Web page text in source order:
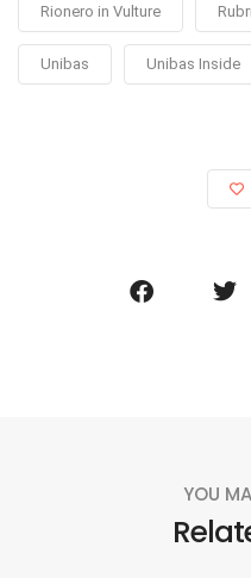
Rionero in Vulture
Unibas Unibas Inside
YOU